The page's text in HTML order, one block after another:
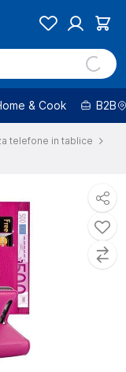
& Cook B2B
telefone in tablice